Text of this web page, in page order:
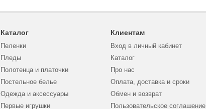
Каталог
Пеленки
Пледы
Полотенца и платочки
Постельное белье
Одежда и аксессуары
Первые игрушки
Клиентам
Вход в личный кабинет
Каталог
Про нас
Оплата, доставка и сроки
Обмен и возврат
Пользовательское соглашение